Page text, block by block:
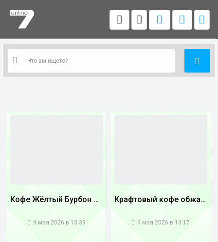
Кофе Жёлтый Бурбон Бразилия
9 мая 2026 в 13:39
Крафтовый кофе обжареный купаж арабики 3...
9 мая 2026 в 13:17